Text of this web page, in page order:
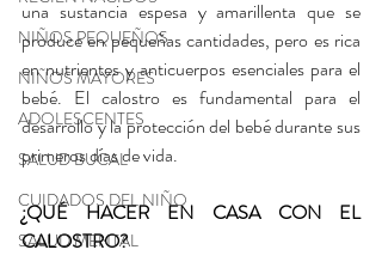
NIÑOS PEQUEÑOS
NIÑOS MAYORES
ADOLESCENTES
SALUD BUCAL
CUIDADOS DEL NIÑO
SALUD MENTAL
una sustancia espesa y amarillenta que se
produce en pequeñas cantidades, pero es rica
en nutrientes y anticuerpos esenciales para el
bebé. El calostro es fundamental para el
desarrollo y la protección del bebé durante sus
primeros días de vida.
¿QUÉ HACER EN CASA CON EL
CALOSTRO?